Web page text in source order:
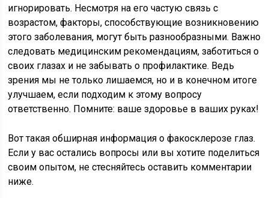
игнорировать. Несмотря на его частую связь с
возрастом, факторы, способствующие возникновению
этого заболевания, могут быть разнообразными. Важно
следовать медицинским рекомендациям, заботиться о
своих глазах и не забывать о профилактике. Ведь
зрения мы не только лишаемся, но и в конечном итоге
улучшаем, если подходим к этому вопросу
ответственно. Помните: ваше здоровье в ваших руках!
Вот такая обширная информация о факосклерозе глаз.
Если у вас остались вопросы или вы хотите поделиться
своим опытом, не стесняйтесь оставить комментарии
ниже.